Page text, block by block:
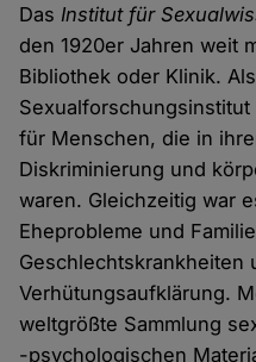
Das Institut für
den 1920er Jahren weit
Bibliothek oder Klinik.
für Menschen, die in
Diskriminierung und
waren. Gleichzeitig war
Eheprobleme und
Geschlechtskrankheiten
Verhütungsaufklärung.
weltgrößte Sammlung
-psychologischen